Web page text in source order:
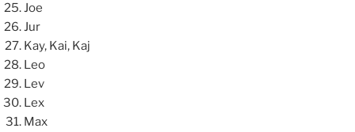
Joe
Jur
Kay, Kai, Kaj
Leo
Lev
Lex
Max